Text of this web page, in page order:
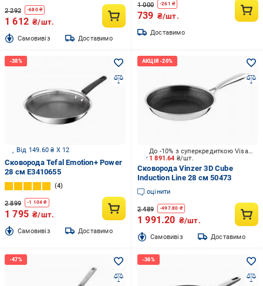
2 292 -680₴
1 612 ₴/шт.
Cамовивіз Доставимо
1 000 -261 ₴
739 ₴/шт.
Доставимо
Від 149.60 ₴ X 12
Сковорода Tefal Emotion+ Power
28 см E3410655
4
2 899 -1 104 ₴
1 795 ₴/шт.
Cамовивіз Доставимо
1 891.64 ₴/шт.
До -10% з суперкредиткою Visa Вигода
Сковорода Vinzer 3D Cube
Induction Line 28 см 50473
оцінити
2 489 -497.80 ₴
1 991.20 ₴/шт.
Cамовивіз Доставимо